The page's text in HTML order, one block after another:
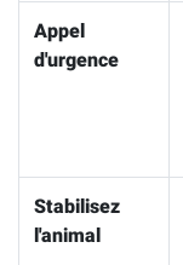
Appel
d'urgence
Stabilisez
l'animal